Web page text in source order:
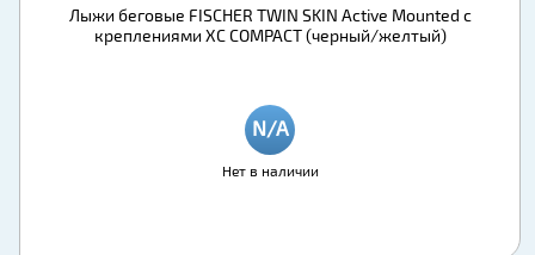
Лыжи беговые FISCHER TWIN SKIN Active Mounted с
креплениями XC COMPACT (черный/желтый)
Нет в наличии